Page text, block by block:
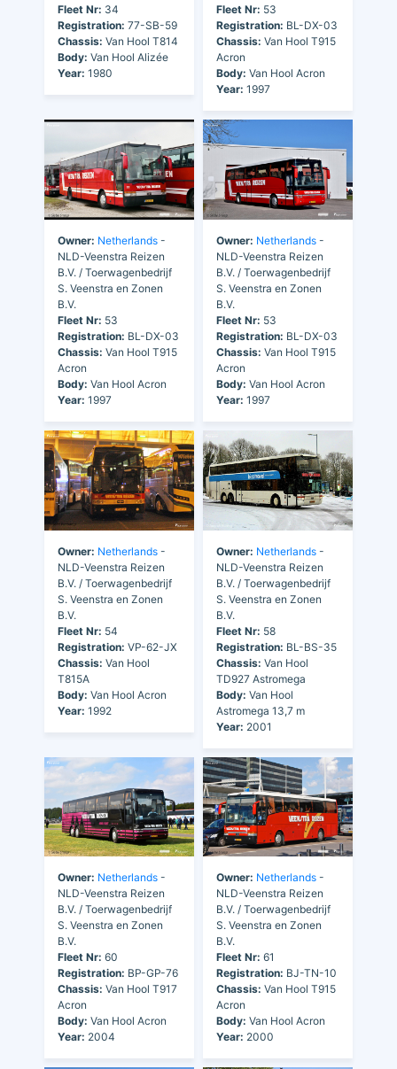
Fleet Nr: 34
Registration: 77-SB-59
Chassis: Van Hool T814
Body: Van Hool Alizée
Year: 1980
Fleet Nr: 53
Registration: BL-DX-03
Chassis: Van Hool T915
Acron
Body: Van Hool Acron
Year: 1997
Owner: Netherlands -
NLD-Veenstra Reizen
B.V. / Toerwagenbedrijf
S. Veenstra en Zonen
B.V.
Fleet Nr: 53
Registration: BL-DX-03
Chassis: Van Hool T915
Acron
Body: Van Hool Acron
Year: 1997
Owner: Netherlands -
NLD-Veenstra Reizen
B.V. / Toerwagenbedrijf
S. Veenstra en Zonen
B.V.
Fleet Nr: 53
Registration: BL-DX-03
Chassis: Van Hool T915
Acron
Body: Van Hool Acron
Year: 1997
Owner: Netherlands -
NLD-Veenstra Reizen
B.V. / Toerwagenbedrijf
S. Veenstra en Zonen
B.V.
Fleet Nr: 54
Registration: VP-62-JX
Chassis: Van Hool
T815A
Body: Van Hool Acron
Year: 1992
Owner: Netherlands -
NLD-Veenstra Reizen
B.V. / Toerwagenbedrijf
S. Veenstra en Zonen
B.V.
Fleet Nr: 58
Registration: BL-BS-35
Chassis: Van Hool
TD927 Astromega
Body: Van Hool
Astromega 13,7 m
Year: 2001
Owner: Netherlands -
NLD-Veenstra Reizen
B.V. / Toerwagenbedrijf
S. Veenstra en Zonen
B.V.
Fleet Nr: 60
Registration: BP-GP-76
Chassis: Van Hool T917
Acron
Body: Van Hool Acron
Year: 2004
Owner: Netherlands -
NLD-Veenstra Reizen
B.V. / Toerwagenbedrijf
S. Veenstra en Zonen
B.V.
Fleet Nr: 61
Registration: BJ-TN-10
Chassis: Van Hool T915
Acron
Body: Van Hool Acron
Year: 2000